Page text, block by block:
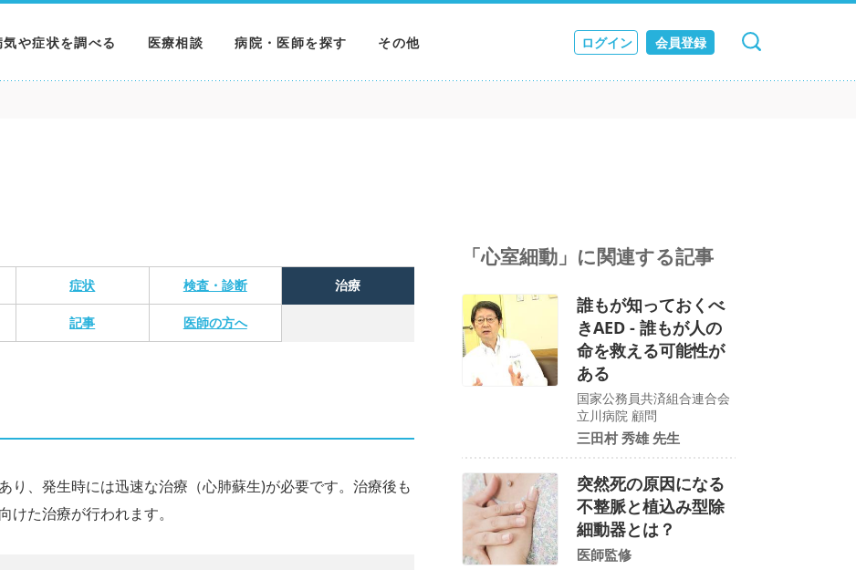
気や症状を調べる
気を調べる
医療相談 病院・医師を探す
病院を探す
その他
MNニュース
ログイン 会員登録
検索 キャンセル
症状 検査・診断 治療
記事 医師の方へ
り、発生時には迅速な治療（心肺蘇生)が必要です。治療後も
た治療が行われます。
「心室細動」に関連する記事
誰もが知っておくべ
きAED - 誰もが人の
命を救える可能性が
ある
国家公務員共済組合連合会
立川病院 顧問
三田村 秀雄 先生
突然死の原因になる
不整脈と植込み型除
細動器とは？
医師監修